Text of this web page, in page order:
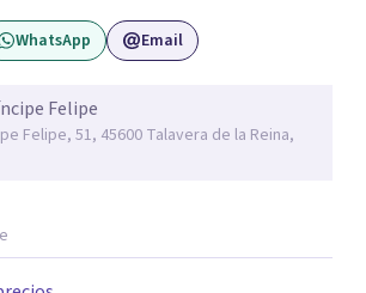
evaluar juntos tus dificultades y hablar
Con los datos que me ofrezcas, te
y te plantearé qué
para resolver las situaciones que
que puedan ayudar de una manera
a cada paciente. Dado que cuando uno
desea recuperarse cuanto antes,
WhatsApp Email
Felipe
Felipe, 51, 45600 Talavera de la Reina,